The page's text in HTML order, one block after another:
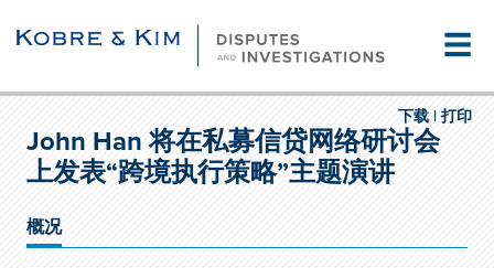
☰
打印
下载 |
John Han 将在私募信贷网络研讨会
上发表“跨境执行策略”主题演讲
概况